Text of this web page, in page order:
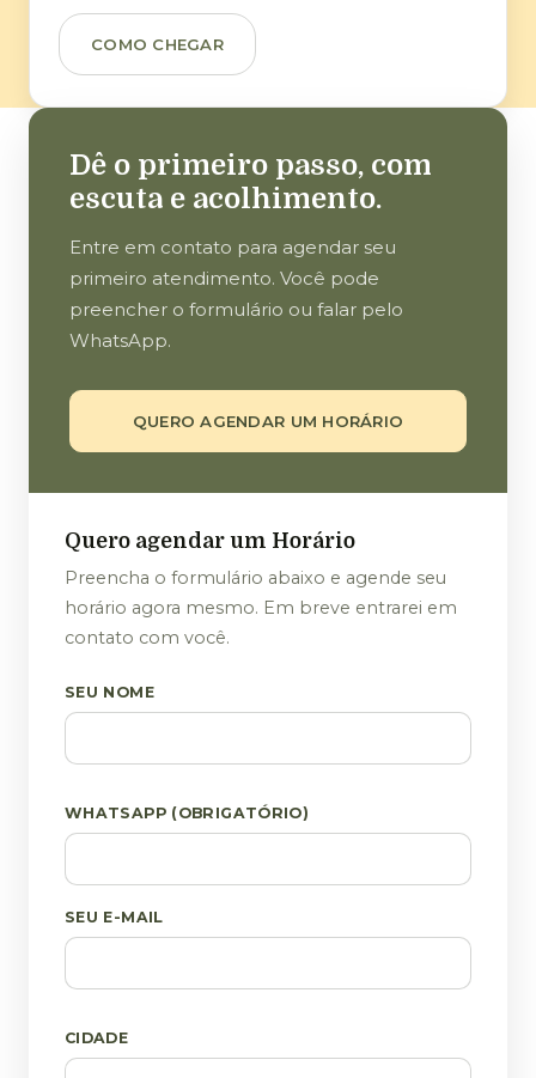
COMO CHEGAR
Dê o primeiro passo, com
escuta e acolhimento.
Entre em contato para agendar seu
primeiro atendimento. Você pode
preencher o formulário ou falar pelo
WhatsApp.
QUERO AGENDAR UM HORÁRIO
Quero agendar um Horário
Preencha o formulário abaixo e agende seu
horário agora mesmo. Em breve entrarei em
contato com você.
SEU NOME
WHATSAPP (OBRIGATÓRIO)
SEU E-MAIL
CIDADE